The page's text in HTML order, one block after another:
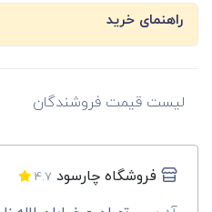
راهنمای خرید
لیست قیمت فروشندگان
فروشگاه چارسود 4.7